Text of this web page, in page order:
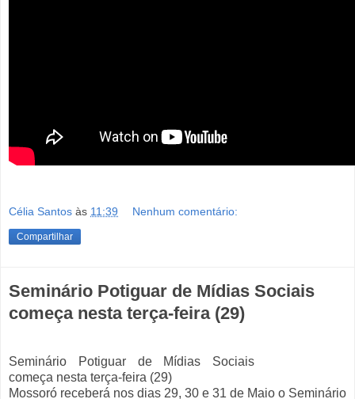
Célia Santos às 11:39 Nenhum comentário:
Compartilhar
Seminário Potiguar de Mídias Sociais
começa nesta terça-feira (29)
Seminário Potiguar de Mídias Sociais
começa nesta terça-feira (29)
Mossoró receberá nos dias 29, 30 e 31 de Maio o Seminário